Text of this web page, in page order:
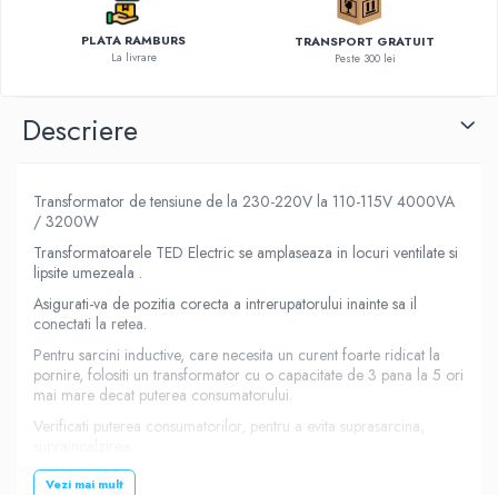
PLATA RAMBURS
La livrare
TRANSPORT GRATUIT
Peste 300 lei
Descriere
Transformator de tensiune de la 230-220V la 110-115V 4000VA
/ 3200W
Transformatoarele TED Electric se amplaseaza in locuri ventilate si
lipsite umezeala .
Asigurati-va de pozitia corecta a intrerupatorului inainte sa il
conectati la retea.
Pentru sarcini inductive, care necesita un curent foarte ridicat la
pornire, folositi un transformator cu o capacitate de 3 pana la 5 ori
mai mare decat puterea consumatorului.
Verificati puterea consumatorilor, pentru a evita suprasarcina,
Conectori intrare schuko
Vezi mai mult